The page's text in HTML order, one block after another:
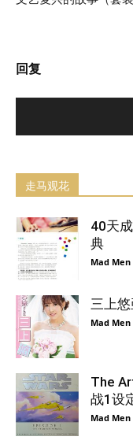
回复
走马观花
40天
典
Mad Men
三上
Mad Men
The
战1设
Mad Men